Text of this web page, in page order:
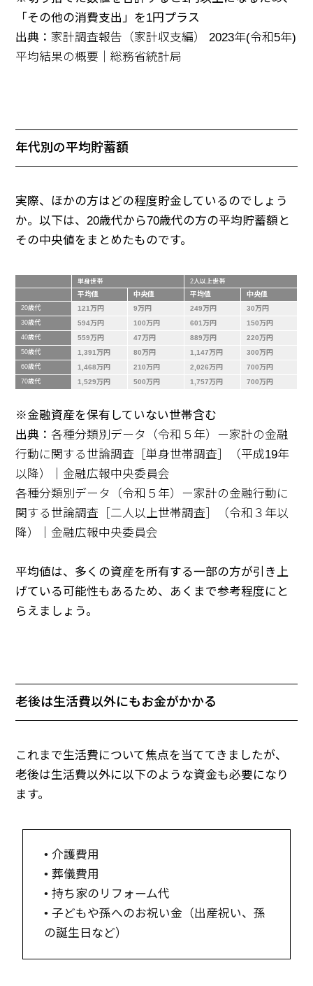
「その他の消費支出」を1円プラス
出典：家計調査報告（家計収支編） 2023年(令和5年)
平均結果の概要｜総務省統計局
年代別の平均貯蓄額
実際、ほかの方はどの程度貯金しているのでしょう
か。以下は、20歳代から70歳代の方の平均貯蓄額と
その中央値をまとめたものです。
単身世帯 2人以上世帯
平均値 中央値 平均値 中央値
20歳代 121万円 9万円 249万円 30万円
30歳代 594万円 100万円 601万円 150万円
40歳代 559万円 47万円 889万円 220万円
50歳代 1,391万円 80万円 1,147万円 300万円
60歳代 1,468万円 210万円 2,026万円 700万円
70歳代 1,529万円 500万円 1,757万円 700万円
※金融資産を保有していない世帯含む
出典： 各種分類別データ（令和５年）ー家計の金融
行動に関する世論調査［単身世帯調査］（平成19年
以降）｜金融広報中央委員会
各種分類別データ（令和５年）ー家計の金融行動に
関する世論調査［二人以上世帯調査］（令和３年以
降）｜金融広報中央委員会
平均値は、多くの資産を所有する一部の方が引き上
げている可能性もあるため、あくまで参考程度にと
らえましょう。
老後は生活費以外にもお金がかかる
これまで生活費について焦点を当ててきましたが、
老後は生活費以外に以下のような資金も必要になり
ます。
• 介護費用
• 葬儀費用
• 持ち家のリフォーム代
• 子どもや孫へのお祝い金（出産祝い、孫
の誕生日など）